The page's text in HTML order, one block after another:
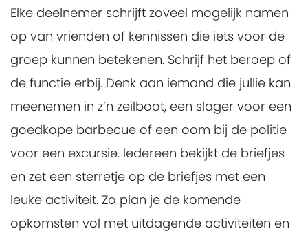
Elke deelnemer schrijft zoveel mogelijk namen
op van vrienden of kennissen die iets voor de
groep kunnen betekenen. Schrijf het beroep of
de functie erbij. Denk aan iemand die jullie kan
meenemen in z’n zeilboot, een slager voor een
goedkope barbecue of een oom bij de politie
voor een excursie. Iedereen bekijkt de briefjes
en zet een sterretje op de briefjes met een
leuke activiteit. Zo plan je de komende
opkomsten vol met uitdagende activiteiten en